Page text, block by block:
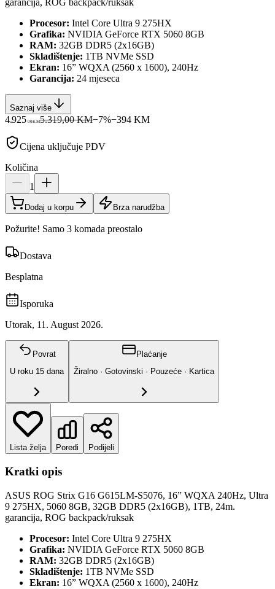
Procesor: Intel Core Ultra 9 275HX
Grafika: NVIDIA GeForce RTX 5060 8GB
RAM: 32GB DDR5 (2x16GB)
Skladištenje: 1TB NVMe SSD
Ekran: 16” WQXA (2560 x 1600), 240Hz
Garancija: 24 mjeseca
Saznaj više
4.925 00KM5.319,00 KM−7%−394KM
Cijena uključuje PDV
Količina
1
Dodaj u korpu Brza narudžba
Požurite! Samo 3 komada preostalo
Dostava
Besplatna
Isporuka
Utorak, 11. August 2026.
Povrat
U roku 15 dana
Plaćanje
Žiralno · Gotovinski · Pouzeće · Kartica
Lista želja Poredi Podijeli
Kratki opis
ASUS ROG Strix G16 G615LM-S5076, 16” WQXA 240Hz, Ultra
9 275HX, 5060 8GB, 32GB DDR5 (2x16GB), 1TB, 24m.
garancija, ROG backpack/ruksak
Procesor: Intel Core Ultra 9 275HX
Grafika: NVIDIA GeForce RTX 5060 8GB
RAM: 32GB DDR5 (2x16GB)
Skladištenje: 1TB NVMe SSD
Ekran: 16” WQXA (2560 x 1600), 240Hz